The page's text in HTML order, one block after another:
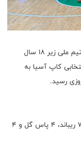
به گزارش روابط عمومی فدراسیون بسکتبال، تیم ملی زیر ۱۸ سال
کاپ آسیا به
در این دیدار امیرحسین عبیدی با ۱۷ امتیاز، ۷ ریباند، ۴ پاس گل و ۴